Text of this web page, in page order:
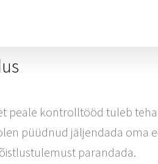
peale kontrolltööd tuleb
püüdnud jäljendada oma
parandada.